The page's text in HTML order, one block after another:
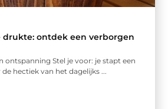
drukte: ontdek een verborgen
ontspanning Stel je voor: je stapt een
hectiek van het dagelijks ...